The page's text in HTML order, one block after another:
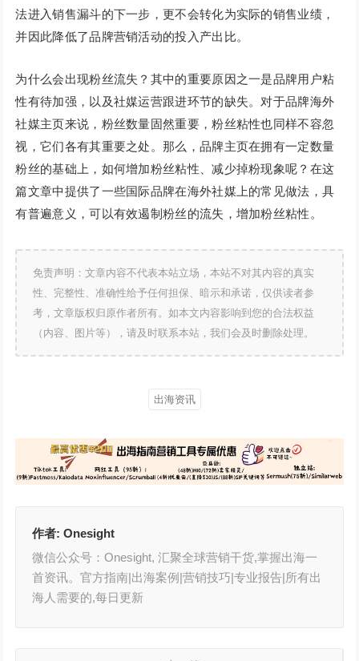
法进入销售漏斗的下一步，更不会转化为实际的销售业绩，
并因此降低了品牌营销活动的投入产出比。
为什么会出现粉丝流失？其中的重要原因之一是品牌用户粘
性有待加强，以及社媒运营跟进环节的缺失。对于品牌海外
社媒主页来说，粉丝数量固然重要，粉丝粘性也同样不容忽
视，它们各有其重要之处。那么，品牌主页在拥有一定数量
粉丝的基础上，如何增加粉丝粘性、减少掉粉现象呢？在这
篇文章中提供了一些国际品牌在海外社媒上的常见做法，具
有普遍意义，可以有效遏制粉丝的流失，增加粉丝粘性。
免责声明：文章内容不代表本站立场，本站不对其内容的真实
性、完整性、准确性给予任何担保、暗示和承诺，仅供读者参
考，文章版权归原作者所有。如本文内容影响到您的合法权益
（内容、图片等），请及时联系本站，我们会及时删除处理。
出海资讯
作者:Onesight
微信公众号：Onesight, 汇聚全球营销干货,掌握出海一
首资讯。官方指南|出海案例|营销技巧|专业报告|所有出
海人需要的,每日更新